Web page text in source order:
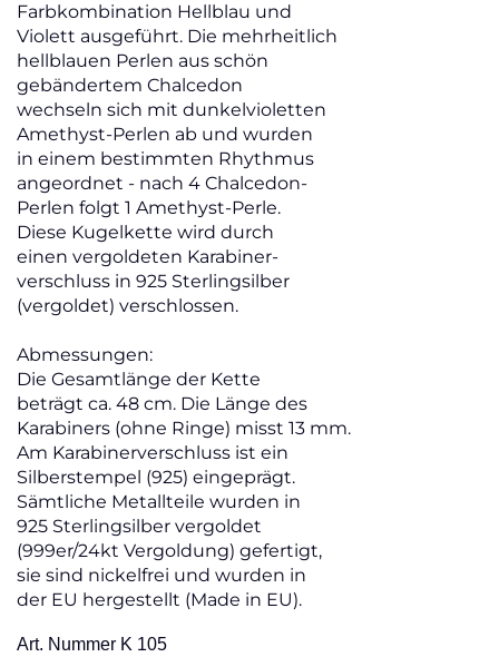
Farbkombination Hellblau und
Violett ausgeführt. Die mehrheitlich
hellblauen Perlen aus schön
gebändertem Chalcedon
wechseln sich mit dunkelvioletten
Amethyst-Perlen ab und wurden
in einem bestimmten Rhythmus
angeordnet - nach 4 Chalcedon-
Perlen folgt 1 Amethyst-Perle.
Diese Kugelkette wird durch
einen vergoldeten Karabiner-
verschluss in 925 Sterlingsilber
(vergoldet) verschlossen.
Abmessungen:
Die Gesamtlänge der Kette
beträgt ca. 48 cm. Die Länge des
Karabiners (ohne Ringe) misst 13 mm.
Am Karabinerverschluss ist ein
Silberstempel (925) eingeprägt.
Sämtliche Metallteile wurden in
925 Sterlingsilber vergoldet
(999er/24kt Vergoldung) gefertigt,
sie sind nickelfrei und wurden in
der EU hergestellt (Made in EU).
Art. Nummer K 105